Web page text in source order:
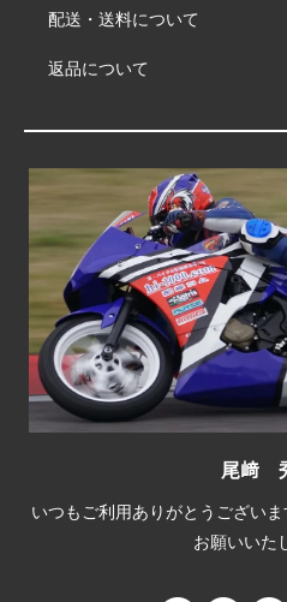
配送・送料について
返品について
尾﨑
いつもご利用ありがとうござい
お願いいた